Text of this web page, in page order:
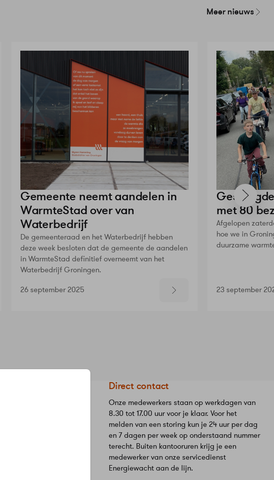
Meer nieuws
Gemeente neemt aandelen in
WarmteStad over van
Waterbedrijf
De gemeenteraad en het Waterbedrijf hebben
deze week besloten dat de gemeente de aandelen
in WarmteStad definitief overneemt van het
Waterbedrijf Groningen.
26 september 2025
met 80
Afgelopen
hoe we in
duurzame
23 september
Direct contact
Onze medewerkers staan op werkdagen van
8.30 tot 17.00 uur voor je klaar. Voor het
melden van een storing kun je 24 uur per dag
en 7 dagen per week op onderstaand nummer
terecht. Buiten kantooruren krijg je een
medewerker van onze servicedienst
Energiewacht aan de lijn.